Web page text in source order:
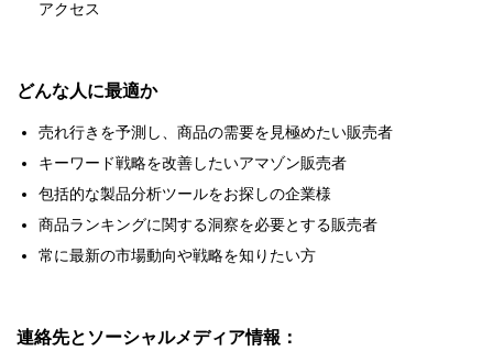
アクセス
どんな人に最適か
売れ行きを予測し、商品の需要を見極めたい販売者
キーワード戦略を改善したいアマゾン販売者
包括的な製品分析ツールをお探しの企業様
商品ランキングに関する洞察を必要とする販売者
常に最新の市場動向や戦略を知りたい方
連絡先とソーシャルメディア情報：